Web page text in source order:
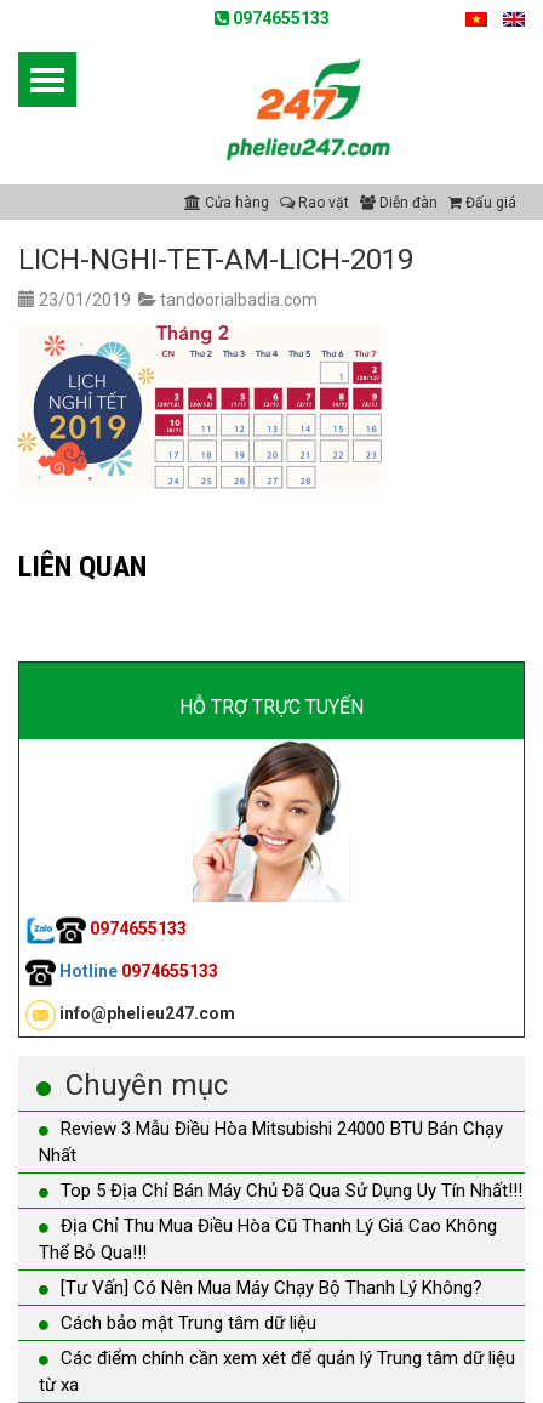
0974655133
Cửa hàng Rao vặt Diễn đàn Đấu giá
LICH-NGHI-TET-AM-LICH-2019
23/01/2019 tandoorialbadia.com
LIÊN QUAN
HỖ TRỢ TRỰC TUYẾN
0974655133
Hotline 0974655133
info@phelieu247.com
Chuyên mục
Review 3 Mẫu Điều Hòa Mitsubishi 24000 BTU Bán Chạy
Nhất
Top 5 Địa Chỉ Bán Máy Chủ Đã Qua Sử Dụng Uy Tín Nhất!!!
Địa Chỉ Thu Mua Điều Hòa Cũ Thanh Lý Giá Cao Không
Thể Bỏ Qua!!!
[Tư Vấn] Có Nên Mua Máy Chạy Bộ Thanh Lý Không?
Cách bảo mật Trung tâm dữ liệu
Các điểm chính cần xem xét để quản lý Trung tâm dữ liệu
từ xa